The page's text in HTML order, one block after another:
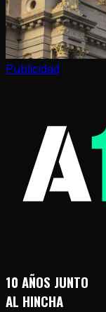
Publicidad
10 AÑOS JUNTO
AL HINCHA